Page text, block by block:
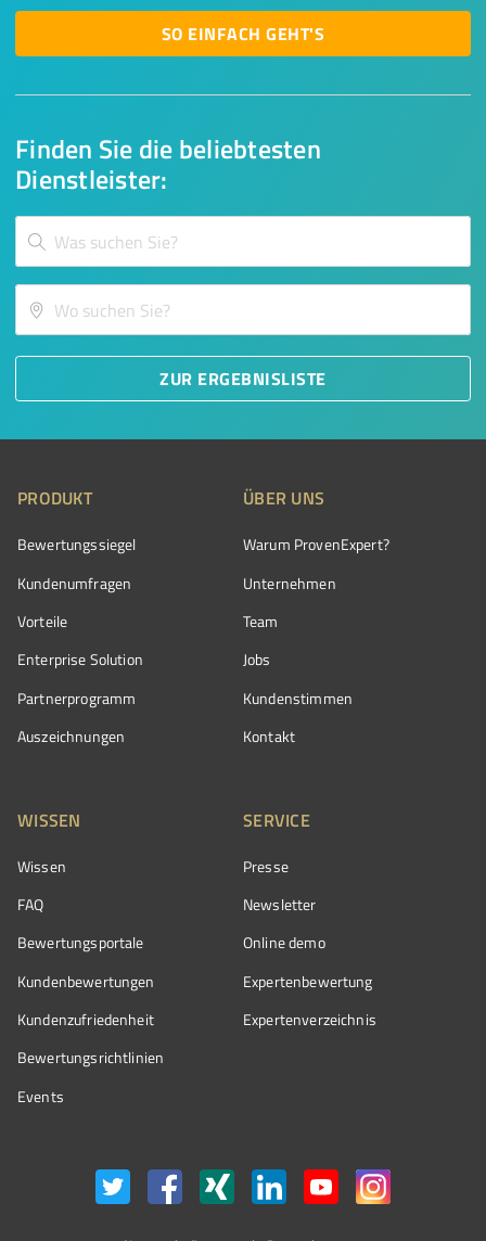
Finden Sie die beliebtesten
Dienstleister:
ZUR ERGEBNISLISTE
SO EINFACH GEHT'S
PRODUKT
Bewertungssiegel
Kundenumfragen
Vorteile
Enterprise Solution
Partnerprogramm
Auszeichnungen
ÜBER UNS
Warum ProvenExpert?
Unternehmen
Team
Jobs
Kundenstimmen
Kontakt
WISSEN
Wissen
FAQ
Bewertungsportale
Kundenbewertungen
Kundenzufriedenheit
Bewertungs­richtlinien
Events
SERVICE
Presse
Newsletter
Online demo
Expertenbewertung
Expertenverzeichnis